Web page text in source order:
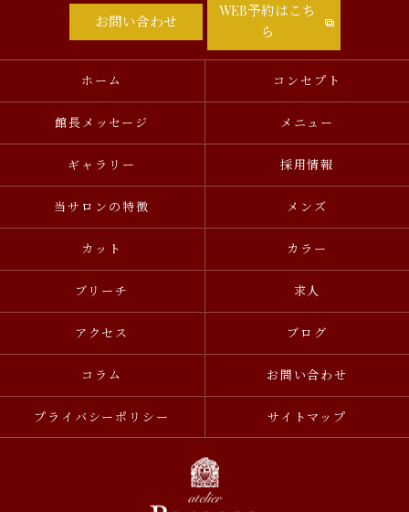
お問い合わせ
WEB予約はこち
ら
ホーム コンセプト
館長メッセージ メニュー
ギャラリー 採用情報
当サロンの特徴 メンズ
カット カラー
ブリーチ 求人
アクセス ブログ
コラム お問い合わせ
プライバシーポリシー サイトマップ